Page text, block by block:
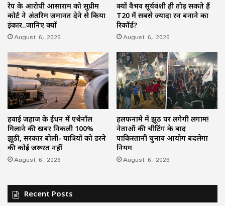
रेप के आरोपी आसाराम को सुप्रीम
कोर्ट ने अंतरिम जमानत देने से किया
इंकार..जानिए क्यों
August 6, 2026
क्यों वैभव सूर्यवंशी ही तोड़ सकते हैं
T20 में सबसे ज्यादा रन बनाने का
रिकॉर्ड?
August 6, 2026
हवाई जहाज के ईंधन में एथेनॉल
मिलाने की खबर निकली 100%
झूठी, सरकार बोली- यात्रियों को डरने
की कोई जरूरत नहीं
August 6, 2026
हलफनामे में झूठ पर लगेगी लगाम!
नेताओं की चीटिंग के बाद
पाकिस्तानी चुनाव आयोग बदलेगा
नियम
August 6, 2026
Recent Posts